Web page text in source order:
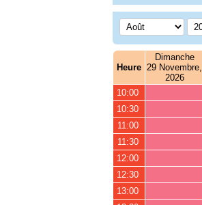
Heure
Dimanche
29 Novembre,
2026
10:00
10:30
11:00
11:30
12:00
12:30
13:00